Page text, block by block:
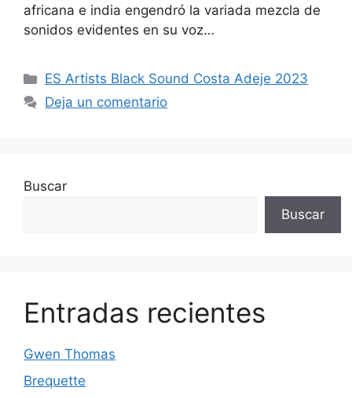
africana e india engendró la variada mezcla de
sonidos evidentes en su voz…
ES Artists Black Sound Costa Adeje 2023
Deja un comentario
Buscar
Buscar
Entradas recientes
Gwen Thomas
Brequette